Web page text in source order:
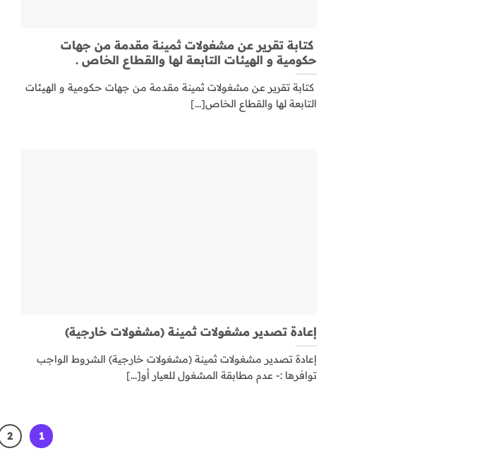
كتابة تقرير عن مشغولات ثمينة مقدمة من جهات
حكومية و الهيئات التابعة لها والقطاع الخاص .
كتابة تقرير عن مشغولات ثمينة مقدمة من جهات حكومية و الهيئات
التابعة لها والقطاع الخاص[...]
إعادة تصدير مشغولات ثمينة (مشغولات خارجية)
إعادة تصدير مشغولات ثمينة (مشغولات خارجية) الشروط الواجب
توافرها :- عدم مطابقة المشغول للعيار أو[...]
1
2